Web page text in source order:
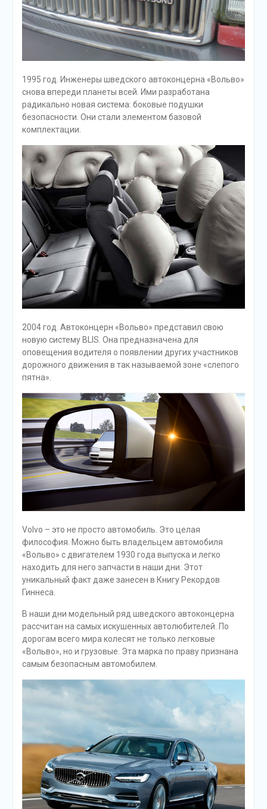
1995 год. Инженеры шведского автоконцерна «Вольво»
снова впереди планеты всей. Ими разработана
радикально новая система: боковые подушки
безопасности. Они стали элементом базовой
комплектации.
2004 год. Автоконцерн «Вольво» представил свою
новую систему BLIS. Она предназначена для
оповещения водителя о появлении других участников
дорожного движения в так называемой зоне «слепого
пятна».
Volvo – это не просто автомобиль. Это целая
философия. Можно быть владельцем автомобиля
«Вольво» с двигателем 1930 года выпуска и легко
находить для него запчасти в наши дни. Этот
уникальный факт даже занесен в Книгу Рекордов
Гиннеса.
В наши дни модельный ряд шведского автоконцерна
рассчитан на самых искушенных автолюбителей. По
дорогам всего мира колесят не только легковые
«Вольво», но и грузовые. Эта марка по праву признана
самым безопасным автомобилем.